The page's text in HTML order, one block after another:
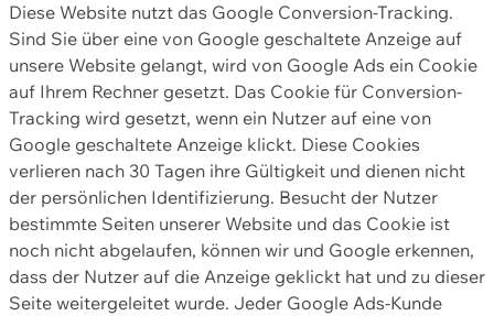
Diese Website nutzt das Google Conversion-Tracking.
Sind Sie über eine von Google geschaltete Anzeige auf
unsere Website gelangt, wird von Google Ads ein Cookie
auf Ihrem Rechner gesetzt. Das Cookie für Conversion-
Tracking wird gesetzt, wenn ein Nutzer auf eine von
Google geschaltete Anzeige klickt. Diese Cookies
verlieren nach 30 Tagen ihre Gültigkeit und dienen nicht
der persönlichen Identifizierung. Besucht der Nutzer
bestimmte Seiten unserer Website und das Cookie ist
noch nicht abgelaufen, können wir und Google erkennen,
dass der Nutzer auf die Anzeige geklickt hat und zu dieser
Seite weitergeleitet wurde. Jeder Google Ads-Kunde